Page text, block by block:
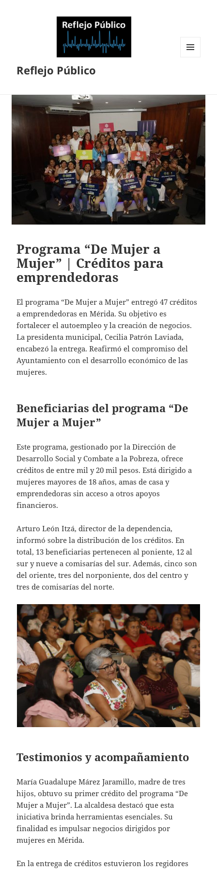
Reflejo Público
Programa “De Mujer a
Mujer” | Créditos para
emprendedoras
El programa “De Mujer a Mujer” entregó 47 créditos
a emprendedoras en Mérida. Su objetivo es
fortalecer el autoempleo y la creación de negocios.
La presidenta municipal, Cecilia Patrón Laviada,
encabezó la entrega. Reafirmó el compromiso del
Ayuntamiento con el desarrollo económico de las
mujeres.
Beneficiarias del programa “De
Mujer a Mujer”
Este programa, gestionado por la Dirección de
Desarrollo Social y Combate a la Pobreza, ofrece
créditos de entre mil y 20 mil pesos. Está dirigido a
mujeres mayores de 18 años, amas de casa y
emprendedoras sin acceso a otros apoyos
financieros.
Arturo León Itzá, director de la dependencia,
informó sobre la distribución de los créditos. En
total, 13 beneficiarias pertenecen al poniente, 12 al
sur y nueve a comisarías del sur. Además, cinco son
del oriente, tres del norponiente, dos del centro y
tres de comisarías del norte.
Testimonios y acompañamiento
María Guadalupe Márez Jaramillo, madre de tres
hijos, obtuvo su primer crédito del programa “De
Mujer a Mujer”. La alcaldesa destacó que esta
iniciativa brinda herramientas esenciales. Su
finalidad es impulsar negocios dirigidos por
mujeres en Mérida.
En la entrega de créditos estuvieron los regidores